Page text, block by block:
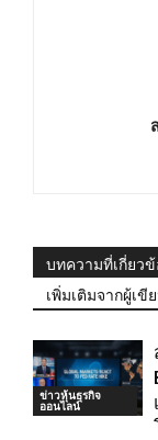
บทความที่เกี่ยวข้
เพิ่มเติมจากผู้เขี
ข่าวหุ้นธุรกิจ
ออนไลน์